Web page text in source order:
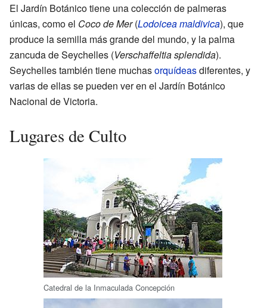
El Jardín Botánico tiene una colección de palmeras
únicas, como el Coco de Mer(Lodoicea maldivica), que
produce la semilla más grande del mundo, y la palma
zancuda de Seychelles (Verschaffeltia splendida).
Seychelles también tiene muchasorquídeasdiferentes, y
varias de ellas se pueden ver en el Jardín Botánico
Nacional de Victoria.
Lugares de Culto
Catedral de la Inmaculada Concepción